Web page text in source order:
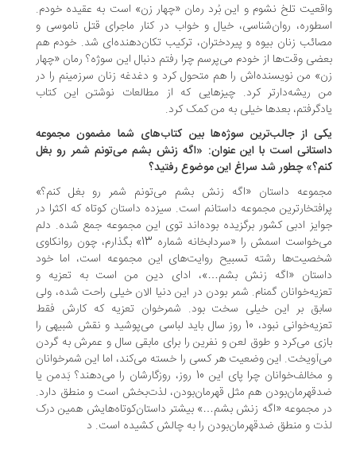
تلخ نشوم و این بُرد رمان «چهار زن» است به عقیده خودم.
روان‌شناسی، خیال و خواب در کنار ماجرای قتل ناموسی و
زنان بیوه و پیردختران، ترکیب تکان‌دهنده‌ای شد. خودم هم
وقت‌ها از خودم می‌پرسم چرا رفتم دنبال این سوژه؟ رمان «چهار
من نویسنده‌اش را هم متحول کرد و دغدغه زنان سرزمینم را در
ریشه‌دارتر کرد. چیزهایی که از مطالعات نوشتن این کتاب
بعدها خیلی به من کمک کرد.
از جالب‌ترین سوژه‌ها بین کتاب‌های شما مضمون مجموعه
است با این عنوان: «اگه زنش بشم می‌تونم شمر رو بغل
چطور شد سراغ این موضوع رفتید؟
داستان «اگه زنش بشم می‌تونم شمر رو بغل کنم؟»
مجموعه داستانم است. سیزده داستان کوتاه که اکثرا در
ادبی کشور برگزیده بوده‌اند توی این مجموعه جمع شده. دلم
می‌خواست اسمش را «سردابخانه شماره 13» بگذارم، چون روانکاوی
رشته تسبیح روایت‌های این مجموعه است، اما خود
«اگه زنش بشم…»، ادای دین من است به تعزیه و
گمنام. شمر بودن در این دنیا الان خیلی راحت شده، ولی
بر این خیلی سخت بود. شمرخوان تعزیه که کارش فقط
تعزیه‌خوانی نبود، 10 روز سال باید لباسی می‌پوشید و نقش شبیهی را
می‌کرد و طوق لعن و نفرین را برای مابقی سال و عمرش به گردن
این وضعیت هر کسی را خسته می‌کند، اما این شمرخوانان
و مخالف‌خوانان چرا پای این 10 روز، روزگارشان را می‌دهند؟ بَدمن یا
هم مثل قهرمان‌بودن، لذت‌بخش است و منطق دارد.
مجموعه «اگه زنش بشم…» بیشتر داستان‌کوتاه‌هایش همین درک
و منطق ضدقهرمان‌بودن را به چالش کشیده است. د